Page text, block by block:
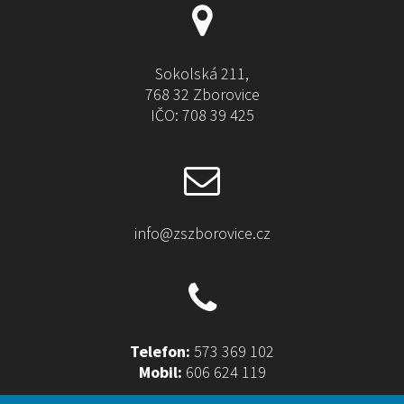
t
i
e
:
Sokolská 211,
768 32 Zborovice
IČO: 708 39 425
info@zszborovice.cz
Telefon: 573 369 102
Mobil: 606 624 119